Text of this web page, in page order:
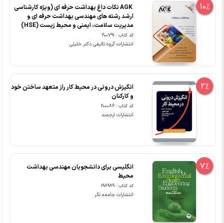
10%
‏ AGK نکات داغ بهداشت حرفه ای (ویژه کارشناسی
ارشد رشته های مهندسی بهداشت حرفه ای و
مدیریت سلامت، ایمنی و محیط زیست (HSE)
کد کتاب : 200791
انتشارات گروه تالیفی دکتر خلیلی
2%
انگیزش درونی در محیط کار راز متعهد ساختن خود
و کارکنان
کد کتاب : 200086
انتشارات ارجمند
7%
انگلیسی برای دانشجویان مهندسی بهداشت
محیط
کد کتاب : 198989
انتشارات جامعه نگر